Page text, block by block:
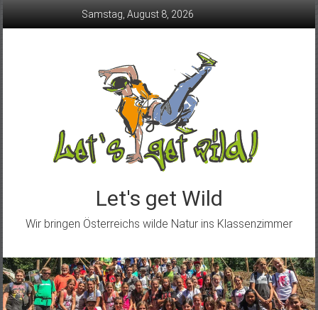
Samstag, August 8, 2026
Let's get Wild
Wir bringen Österreichs wilde Natur ins Klassenzimmer